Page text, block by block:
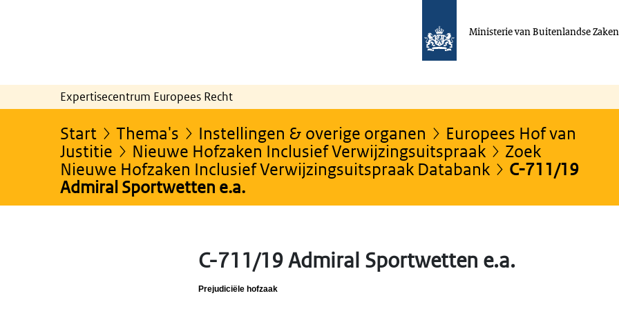
Ministerie van Buitenlandse Zaken
Expertisecentrum Europees Recht
Start Thema's Instellingen & overige organen
Europees Hof van
Justitie
Nieuwe Hofzaken Inclusief Verwijzingsuitspraak
Zoek
Nieuwe Hofzaken Inclusief Verwijzingsuitspraak Databank
C-711/19
Admiral Sportwetten e.a.
C-711/19 Admiral Sportwetten e.a.
Prejudiciële hofzaak